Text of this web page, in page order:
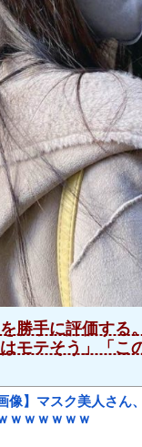
勝手に評価する
モテそう」「こ
画像】マスク美人さん
ｗｗｗｗｗｗ